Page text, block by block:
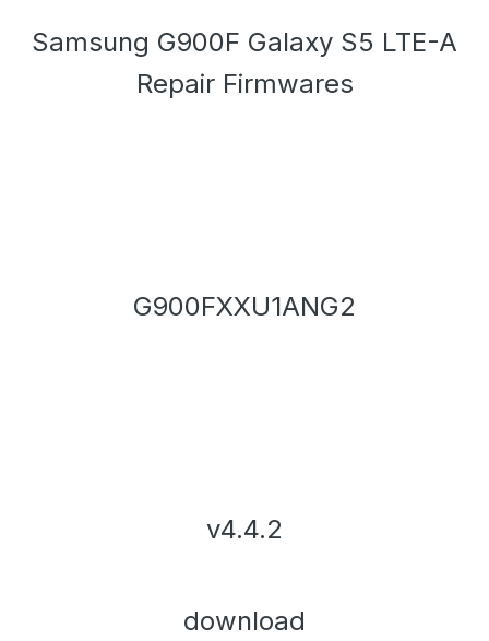
Samsung G900F Galaxy S5 LTE-A
Repair Firmwares
G900FXXU1ANG2
v4.4.2
download